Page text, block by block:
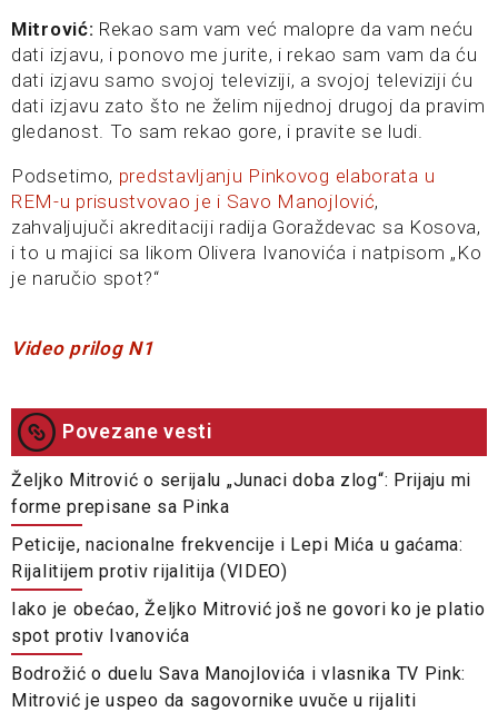
Mitrović: Rekao sam vam već malopre da vam neću
dati izjavu, i ponovo me jurite, i rekao sam vam da ću
dati izjavu samo svojoj televiziji, a svojoj televiziji ću
dati izjavu zato što ne želim nijednoj drugoj da pravim
gledanost. To sam rekao gore, i pravite se ludi.
Podsetimo, predstavljanju Pinkovog elaborata u
REM-u prisustvovao je i Savo Manojlović,
zahvaljujuči akreditaciji radija Goraždevac sa Kosova,
i to u majici sa likom Olivera Ivanovića i natpisom „Ko
je naručio spot?“
Video prilog N1
Povezane vesti
Željko Mitrović o serijalu „Junaci doba zlog“: Prijaju mi
forme prepisane sa Pinka
Peticije, nacionalne frekvencije i Lepi Mića u gaćama:
Rijalitijem protiv rijalitija (VIDEO)
Iako je obećao, Željko Mitrović još ne govori ko je platio
spot protiv Ivanovića
Bodrožić o duelu Sava Manojlovića i vlasnika TV Pink:
Mitrović je uspeo da sagovornike uvuče u rijaliti